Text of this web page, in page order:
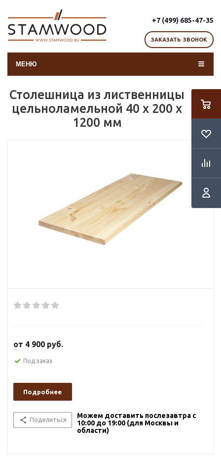
+7 (499) 685-47-35
ЗАКАЗАТЬ ЗВОНОК
МЕНЮ
Столешница из лиственницы
цельноламельной 40 х 200 х
1200 мм
от 4 900 руб.
Под заказ
Подробнее
Поделиться
Можем доставить послезавтра с
10:00 до 19:00 (для Москвы и
области)